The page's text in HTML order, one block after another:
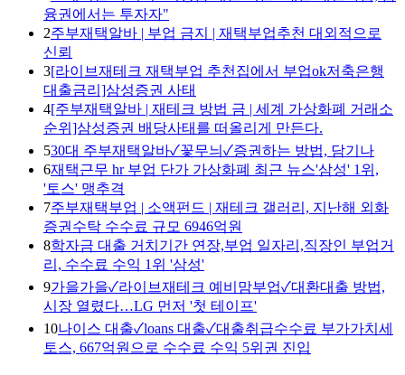
융권에서는 투자자"
2주부재택알바 | 부업 금지 | 재택부업추천 대외적으로
신뢰
3[라이브재테크 재택부업 추천집에서 부업ok저축은행
대출금리]삼성증권 사태
4[주부재택알바 | 재테크 방법 금 | 세계 가상화폐 거래소
순위]삼성증권 배당사태를 떠올리게 만든다.
530대 주부재택알바✓꽃무늬✓증권하는 방법, 담기나
6재택근무 hr 부업 단가 가상화폐 최근 뉴스'삼성' 1위,
'토스' 맹추격
7주부재택부업 | 소액펀드 | 재테크 갤러리, 지난해 외화
증권수탁 수수료 규모 6946억원
8학자금 대출 거치기간 연장,부업 일자리,직장인 부업거
리, 수수료 수익 1위 '삼성'
9가을가을✓라이브재테크 예비맘부업✓대환대출 방법,
시장 열렸다…LG 먼저 '첫 테이프'
10나이스 대출✓loans 대출✓대출취급수수료 부가가치세
토스, 667억원으로 수수료 수익 5위권 진입